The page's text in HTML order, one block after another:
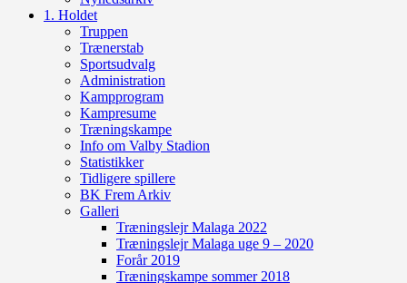
1. Holdet
Truppen
Trænerstab
Sportsudvalg
Administration
Kampprogram
Kampresume
Træningskampe
Info om Valby Stadion
Statistikker
Tidligere spillere
BK Frem Arkiv
Galleri
Træningslejr Malaga 2022
Træningslejr Malaga uge 9 – 2020
Forår 2019
Træningskampe sommer 2018